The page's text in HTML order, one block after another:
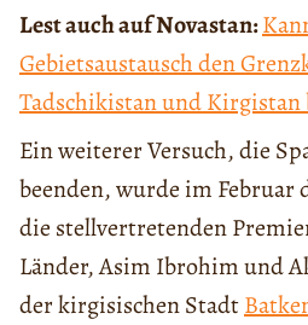
Lest auch auf Novastan:
Gebietsaustausch den
Tadschikistan und Kirgistan
Ein weiterer Versuch, die
beenden, wurde im Februar
die stellvertretenden
Länder, Asim Ibrohim und
der kirgisischen Stadt